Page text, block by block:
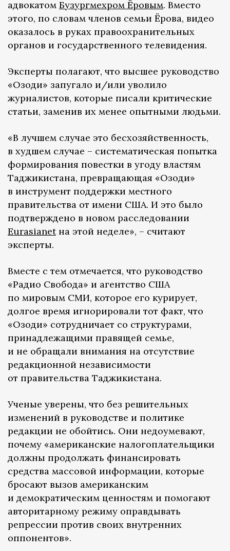
адвокатом Бузургмехром Ёровым. Вместо
этого, по словам членов семьи Ёрова, видео
оказалось в руках правоохранительных
органов и государственного телевидения.
Эксперты полагают, что высшее руководство
«Озоди» запугало и/или уволило
журналистов, которые писали критические
статьи, заменив их менее опытными людьми.
«В лучшем случае это бесхозяйственность,
в худшем случае – систематическая попытка
формирования повестки в угоду властям
Таджикистана, превращающая «Озоди»
в инструмент поддержки местного
правительства от имени США. И это было
подтверждено в новом расследовании
Eurasianetна этой неделе», – считают
эксперты.
Вместе с тем отмечается, что руководство
«Радио Свобода» и агентство США
по мировым СМИ, которое его курирует,
долгое время игнорировали тот факт, что
«Озоди» сотрудничает со структурами,
принадлежащими правящей семье,
и не обращали внимания на отсутствие
редакционной независимости
от правительства Таджикистана.
Ученые уверены, что без решительных
изменений в руководстве и политике
редакции не обойтись. Они недоумевают,
почему «американские налогоплательщики
должны продолжать финансировать
средства массовой информации, которые
бросают вызов американским
и демократическим ценностям и помогают
авторитарному режиму оправдывать
репрессии против своих внутренних
оппонентов».